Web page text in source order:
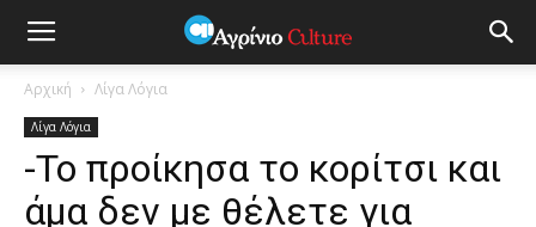
Αρχική Λίγα Λόγια
Λίγα Λόγια
-Το προίκησα το κορίτσι και
άμα δεν με θέλετε για